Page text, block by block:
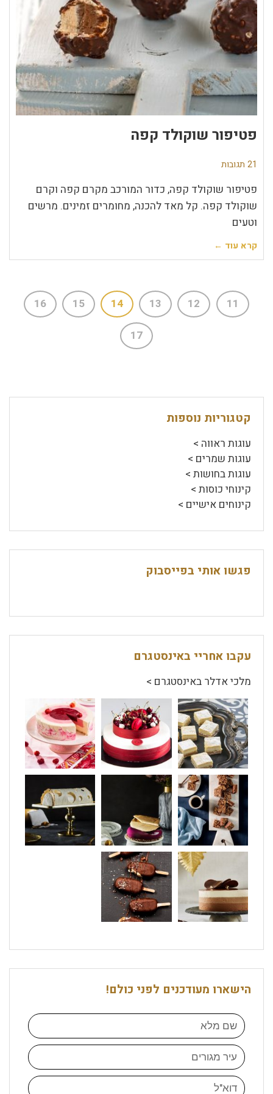
פטיפור שוקולד קפה
21 תגובות
פטיפור שוקולד קפה, כדור המורכב מקרם קפה וקרם
שוקולד קפה. קל מאד להכנה, מחומרים זמינים. מרשים
וטעים
קרא עוד ←
11
12
13
14
15
16
17
קטגוריות נוספות
עוגות ראווה >
עוגות שמרים >
עוגות בחושות >
קינוחי כוסות >
קינוחים אישיים >
פגשו אותי בפייסבוק
עקבו אחריי באינסטגרם
מלכי אדלר באינסטגרם >
הישארו מעודכנים לפני כולם!